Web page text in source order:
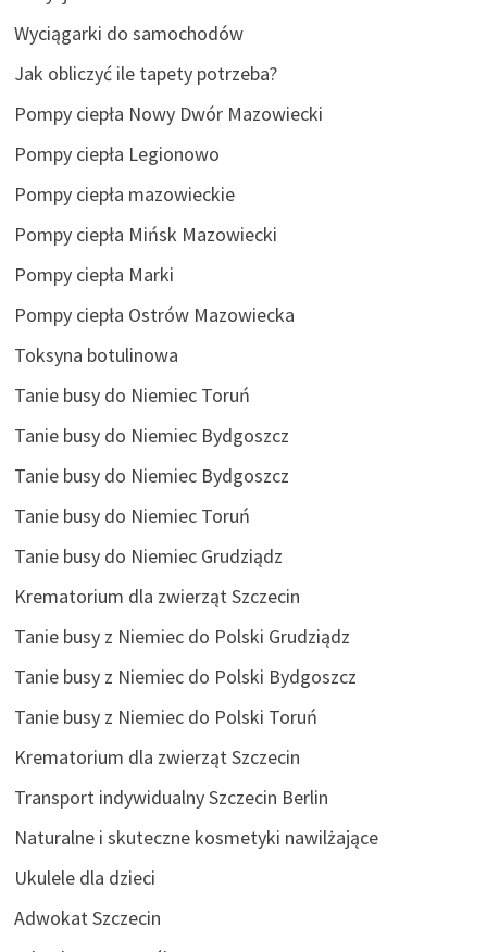
Wyciągarki do samochodów
Jak obliczyć ile tapety potrzeba?
Pompy ciepła Nowy Dwór Mazowiecki
Pompy ciepła Legionowo
Pompy ciepła mazowieckie
Pompy ciepła Mińsk Mazowiecki
Pompy ciepła Marki
Pompy ciepła Ostrów Mazowiecka
Toksyna botulinowa
Tanie busy do Niemiec Toruń
Tanie busy do Niemiec Bydgoszcz
Tanie busy do Niemiec Bydgoszcz
Tanie busy do Niemiec Toruń
Tanie busy do Niemiec Grudziądz
Krematorium dla zwierząt Szczecin
Tanie busy z Niemiec do Polski Grudziądz
Tanie busy z Niemiec do Polski Bydgoszcz
Tanie busy z Niemiec do Polski Toruń
Krematorium dla zwierząt Szczecin
Transport indywidualny Szczecin Berlin
Naturalne i skuteczne kosmetyki nawilżające
Ukulele dla dzieci
Adwokat Szczecin